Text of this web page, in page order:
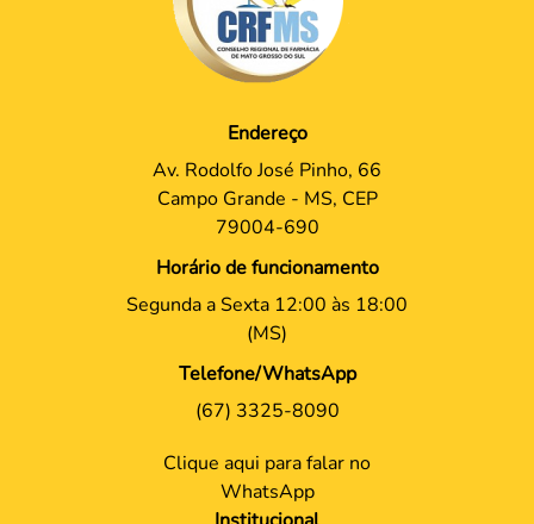
Endereço
Av. Rodolfo José Pinho, 66
Campo Grande - MS, CEP
79004-690
Horário de funcionamento
Segunda a Sexta 12:00 às 18:00
(MS)
Telefone/WhatsApp
(67) 3325-8090
Clique aqui para falar no
WhatsApp